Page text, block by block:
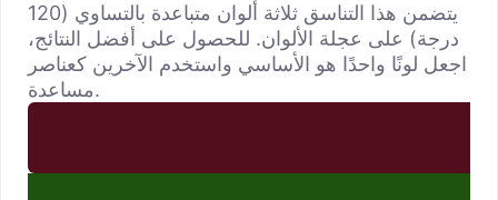
يتضمن هذا التناسق ثلاثة ألوان متباعدة بالتساوي (120
درجة) على عجلة الألوان. للحصول على أفضل النتائج،
اجعل لونًا واحدًا هو الأساسي واستخدم الآخرين كعناصر
مساعدة.